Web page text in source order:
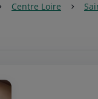
Centre Loire